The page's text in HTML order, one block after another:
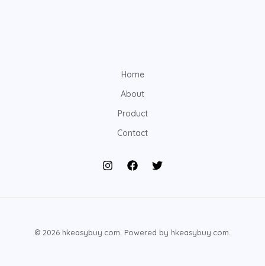
Home
About
Product
Contact
© 2026 hkeasybuy.com. Powered by hkeasybuy.com.